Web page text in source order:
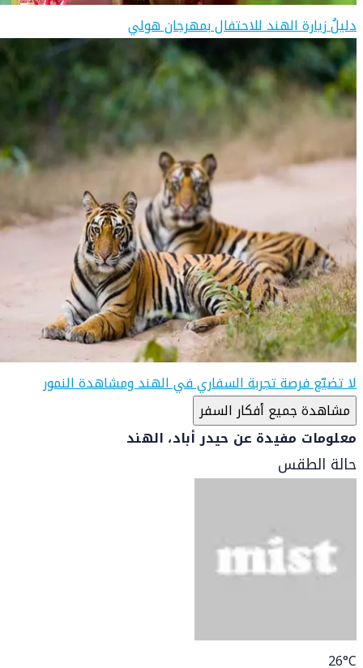
دليلُ زيارة الهند للاحتفال بمهرجان هولي
لا تضيّع فرصة تجربة السفاري في الهند ومشاهدة النمور
مشاهدة جميع أفكار السفر
معلومات مفيدة عن حيدر أباد، الهند
حالة الطقس
26°C